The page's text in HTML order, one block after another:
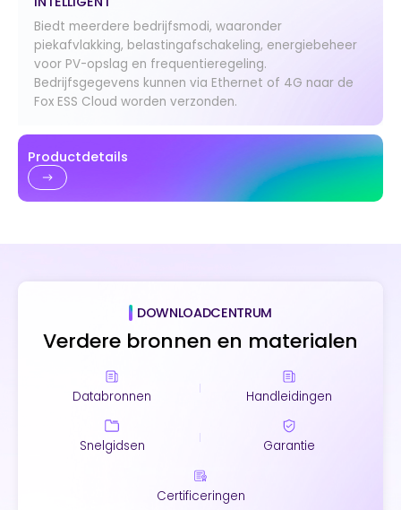
Biedt meerdere bedrijfsmodi, waaronder
piekafvlakking, belastingafschakeling, energiebeheer
voor PV-opslag en frequentieregeling.
Bedrijfsgegevens kunnen via Ethernet of 4G naar de
Fox ESS Cloud worden verzonden.
Productdetails
DOWNLOADCENTRUM
Verdere bronnen en materialen
Databronnen Handleidingen
Snelgidsen Garantie
Certificeringen